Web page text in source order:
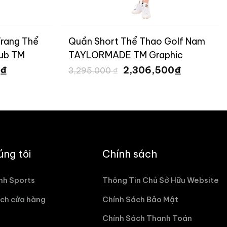
Thể
TM
₫
Quần Short Thể Thao Golf Nam
TAYLORMADE TM Graphic
3,295,000₫ Giá
gốc
2,306,500₫
tôi
Sports
cửa hàng
Chính sách
Thông Tin Chủ Sở Hữu Website
Chính Sách Bảo Mật
Chính Sách Thanh Toán